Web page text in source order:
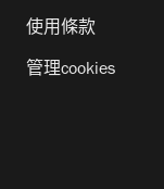
使用條款
管理cookies